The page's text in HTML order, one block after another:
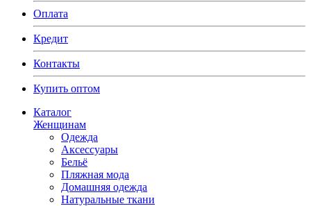
Оплата
Кредит
Контакты
Купить оптом
Каталог
Женщинам
Одежда
Аксессуары
Бельё
Пляжная мода
Домашняя одежда
Натуральные ткани